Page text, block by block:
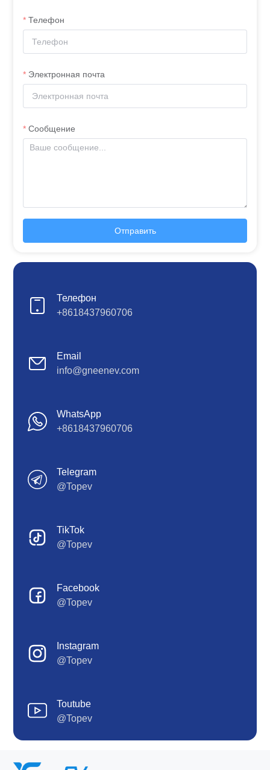
Телефон
Электронная почта
Сообщение
Отправить
Телефон
+8618437960706
Email
info@gneenev.com
WhatsApp
+8618437960706
Telegram
@Topev
TikTok
@Topev
Facebook
@Topev
Instagram
@Topev
Toutube
@Topev